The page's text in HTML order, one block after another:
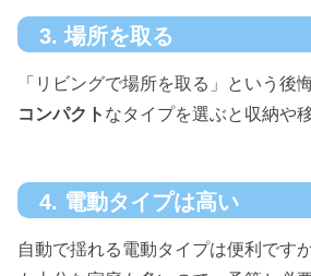
3. 場所を取る
「リビングで場所を取る」という後悔
コンパクト なタイプを選ぶと収納や
4. 電動タイプは高い
自動で揺れる電動タイプは便利です